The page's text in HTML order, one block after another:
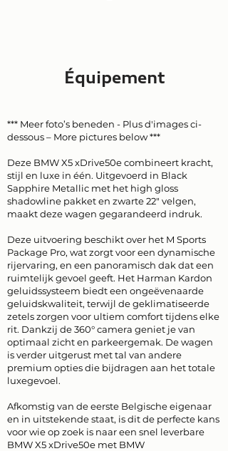
Équipement
*** Meer foto’s beneden - Plus d'images ci-
dessous – More pictures below ***
Deze BMW X5 xDrive50e combineert kracht,
stijl en luxe in één. Uitgevoerd in Black
Sapphire Metallic met het high gloss
shadowline pakket en zwarte 22" velgen,
maakt deze wagen gegarandeerd indruk.
Deze uitvoering beschikt over het M Sports
Package Pro, wat zorgt voor een dynamische
rijervaring, en een panoramisch dak dat een
ruimtelijk gevoel geeft. Het Harman Kardon
geluidssysteem biedt een ongeëvenaarde
geluidskwaliteit, terwijl de geklimatiseerde
zetels zorgen voor ultiem comfort tijdens elke
rit. Dankzij de 360° camera geniet je van
optimaal zicht en parkeergemak. De wagen
is verder uitgerust met tal van andere
premium opties die bijdragen aan het totale
luxegevoel.
Afkomstig van de eerste Belgische eigenaar
en in uitstekende staat, is dit de perfecte kans
voor wie op zoek is naar een snel leverbare
BMW X5 xDrive50e met BMW